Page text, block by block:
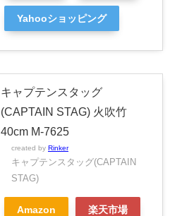
Yahooショッピング
キャプテンスタッグ
(CAPTAIN STAG) 火吹竹
40cm M-7625
created by Rinker
キャプテンスタッグ(CAPTAIN
STAG)
Amazon 楽天市場